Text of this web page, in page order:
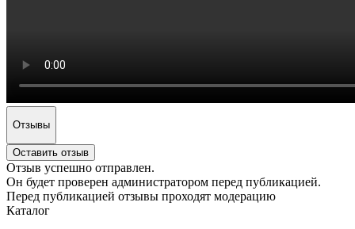
Отзывы
Оставить отзыв
Отзыв успешно отправлен.
Он будет проверен администратором перед публикацией.
Перед публикацией отзывы проходят модерацию
Каталог